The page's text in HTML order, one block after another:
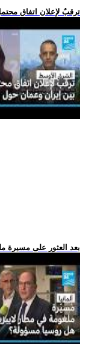
.. ترقبٌ لإعلان اتفاق
.. بعد العثور على